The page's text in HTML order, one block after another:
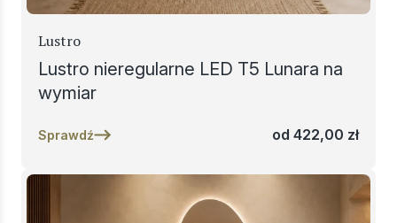
Lustro
Lustro nieregularne LED T5 Lunara na
wymiar
Sprawdź od 422,00 zł